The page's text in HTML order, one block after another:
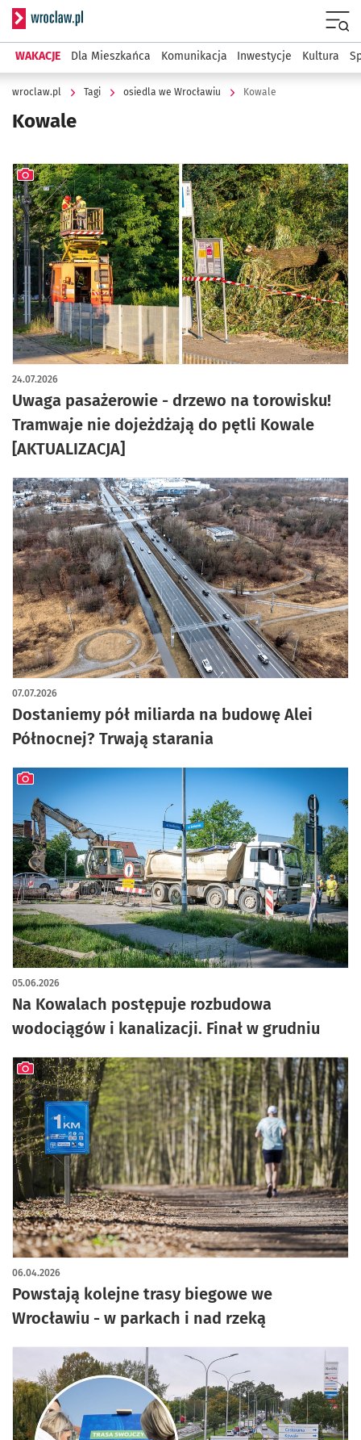
Serwis informacyjny wroclaw.pl
WAKACJE Dla Mieszkańca Komunikacja Inwestycje Kultura
wroclaw.pl Tagi osiedla we Wrocławiu Kowale
Kowale
Uwaga pasażerowie - drzewo na torowisku!
Tramwaje nie dojeżdżają do pętli Kowale
[AKTUALIZACJA]
24.07.2026
artykuł z galerią zdjęć
Dostaniemy pół miliarda na budowę Alei
Północnej? Trwają starania
07.07.2026
Na Kowalach postępuje rozbudowa
wodociągów i kanalizacji. Finał w grudniu
05.06.2026
artykuł z galerią zdjęć
Powstają kolejne trasy biegowe we
Wrocławiu - w parkach i nad rzeką
06.04.2026
artykuł z galerią zdjęć